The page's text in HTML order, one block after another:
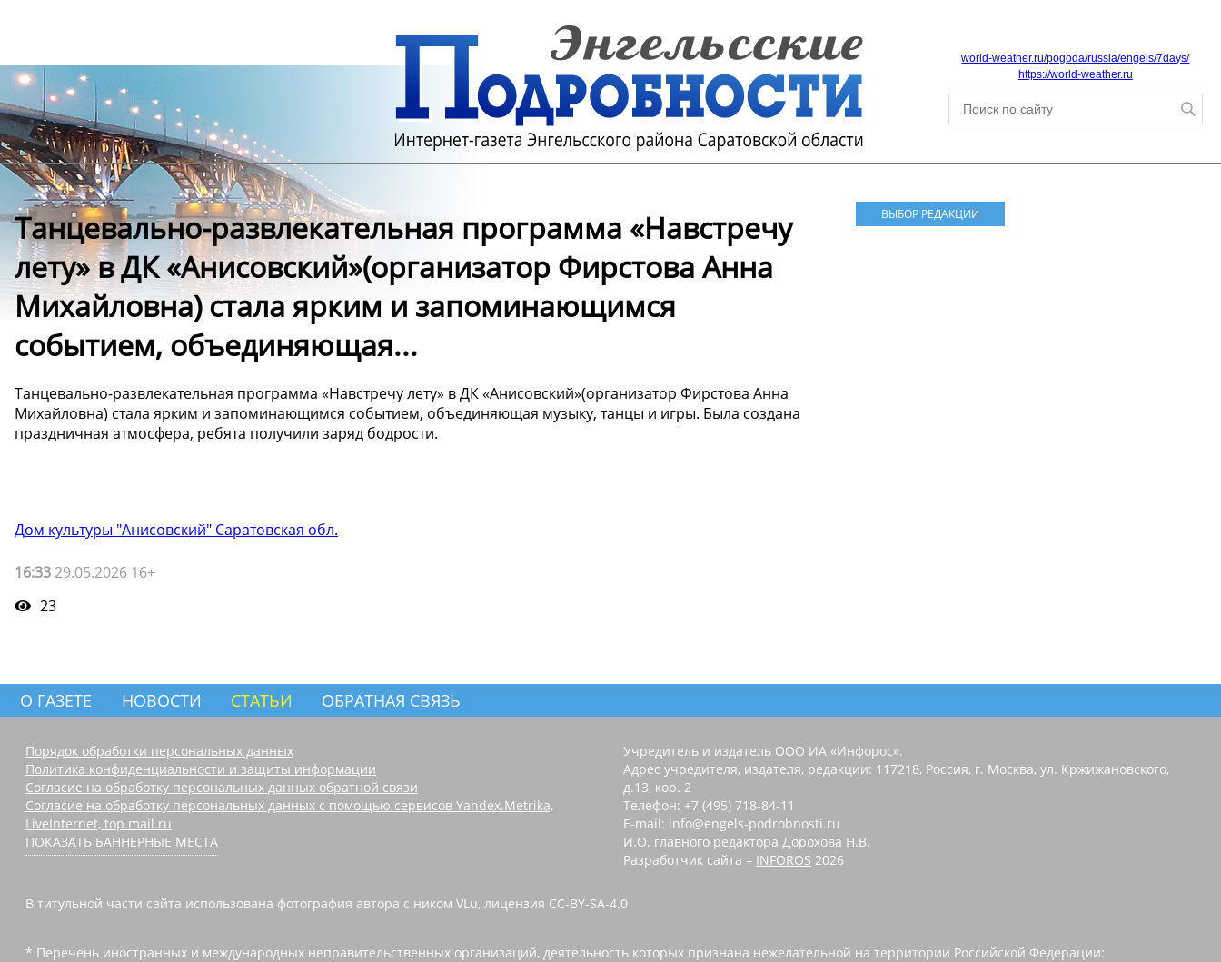
world-weather.ru/pogoda/russia/engels/7days/
https://world-weather.ru
Танцевально-развлекательная программа «Навстречу
лету» в ДК «Анисовский»(организатор Фирстова Анна
Михайловна) стала ярким и запоминающимся
событием, объединяющая...
Танцевально-развлекательная программа «Навстречу лету» в ДК «Анисовский»(организатор Фирстова Анна
Михайловна) стала ярким и запоминающимся событием, объединяющая музыку, танцы и игры. Была создана
праздничная атмосфера, ребята получили заряд бодрости.
Дом культуры "Анисовский" Саратовская обл.
16:33 29.05.2026 16+
23
ВЫБОР РЕДАКЦИИ
О ГАЗЕТЕ НОВОСТИ СТАТЬИ ОБРАТНАЯ СВЯЗЬ
Порядок обработки персональных данных
Политика конфиденциальности и защиты информации
Согласие на обработку персональных данных обратной связи
Согласие на обработку персональных данных с помощью сервисов Yandex.Metrika,
LiveInternet, top.mail.ru
ПОКАЗАТЬ БАННЕРНЫЕ МЕСТА
Учредитель и издатель ООО ИА «Инфорос».
Адрес учредителя, издателя, редакции: 117218, Россия, г. Москва, ул. Кржижановского,
д.13, кор. 2
Телефон: +7 (495) 718-84-11
E-mail: info@engels-podrobnosti.ru
И.О. главного редактора Дорохова Н.В.
Разработчик сайта – INFOROS 2026
В титульной части сайта использована фотография автора с ником VLu, лицензия CC-BY-SA-4.0
* Перечень иностранных и международных неправительственных организаций, деятельность которых признана нежелательной на территории Российской Федерации: